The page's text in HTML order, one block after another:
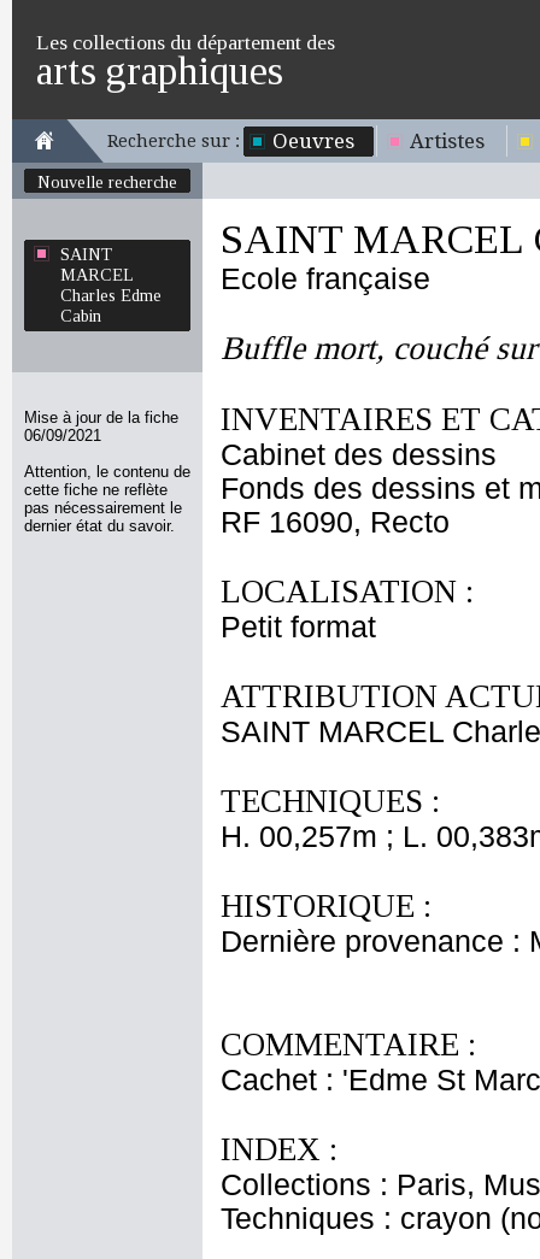
Les collections du département des
arts graphiques
Recherche sur : Oeuvres Artistes
Nouvelle recherche
SAINT
MARCEL
Charles Edme
Cabin
Mise à jour de la fiche
06/09/2021
Attention, le contenu de
cette fiche ne reflète
pas nécessairement le
dernier état du savoir.
SAINT MARCEL
Ecole française
Buffle mort, couché
INVENTAIRES ET
Cabinet des dessins
Fonds des dessins et
RF 16090, Recto
LOCALISATION :
Petit format
ATTRIBUTION
SAINT MARCEL
TECHNIQUES :
H. 00,257m ; L.
HISTORIQUE :
Dernière provenance :
COMMENTAIRE :
Cachet : 'Edme St
INDEX :
Collections : Paris,
Techniques : crayon